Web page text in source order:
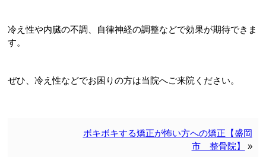
冷え性や内臓の不調、自律神経の調整などで効果が期待できま
す。
ぜひ、冷え性などでお困りの方は当院へご来院ください。
ボキボキする矯正が怖い方への矯正【盛岡
市 整骨院】
»